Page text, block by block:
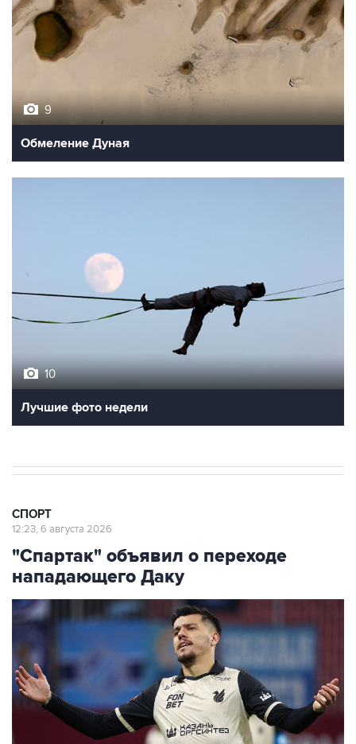
9
Обмеление Дуная
10
Лучшие фото недели
СПОРТ
12:23, 6 августа 2026
"Спартак" объявил о переходе
нападающего Даку